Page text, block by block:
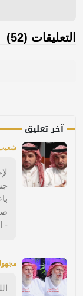
التعليقات (52)
آخر تعليق
-